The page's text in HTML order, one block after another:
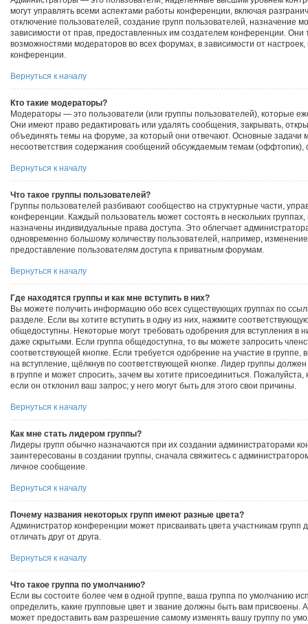
могут управлять всеми аспектами работы конференции, включая
отключение пользователей, создание групп пользователей, назначение
зависимости от прав, предоставленных им создателем конференции. Они
возможностями модераторов во всех форумах, в зависимости от
конференции.
Вернуться к началу
Кто такие модераторы?
Модераторы — это пользователи (или группы пользователей), которые
Они имеют право редактировать или удалять сообщения, закрывать,
объединять темы на форуме, за который они отвечают. Основные задачи
несоответствия содержания сообщений обсуждаемым темам (оффтопик),
Вернуться к началу
Что такое группы пользователей?
Группы пользователей разбивают сообщество на структурные части,
конференции. Каждый пользователь может состоять в нескольких группах,
назначены индивидуальные права доступа. Это облегчает
одновременно большому количеству пользователей, например,
предоставление пользователям доступа к приватным форумам.
Вернуться к началу
Где находятся группы и как мне вступить в них?
Вы можете получить информацию обо всех существующих группах по
разделе. Если вы хотите вступить в одну из них, нажмите
общедоступны. Некоторые могут требовать одобрения для вступления в
даже скрытыми. Если группа общедоступна, то вы можете запросить
соответствующей кнопке. Если требуется одобрение на участие в группе,
на вступление, щёлкнув по соответствующей кнопке. Лидер группы
в группе и может спросить, зачем вы хотите присоединиться.
если он отклонил ваш запрос; у него могут быть для этого свои причины.
Вернуться к началу
Как мне стать лидером группы?
Лидеры групп обычно назначаются при их создании администраторами
заинтересованы в создании группы, сначала свяжитесь с
личное сообщение.
Вернуться к началу
Почему названия некоторых групп имеют разные цвета?
Администратор конференции может присваивать цвета участникам групп
отличать друг от друга.
Вернуться к началу
Что такое группа по умолчанию?
Если вы состоите более чем в одной группе, ваша группа по умолчанию
определить, какие групповые цвет и звание должны быть вам присвоены.
может предоставить вам разрешение самому изменять вашу группу по